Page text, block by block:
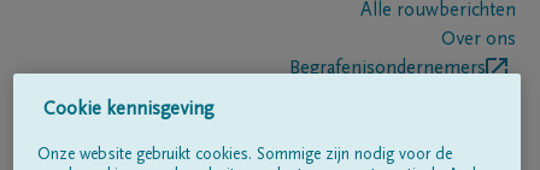
Alle rouwberichten
Over ons
Begrafenisondernemers
Cookie kennisgeving
Onze website gebruikt cookies. Sommige zijn nodig voor de